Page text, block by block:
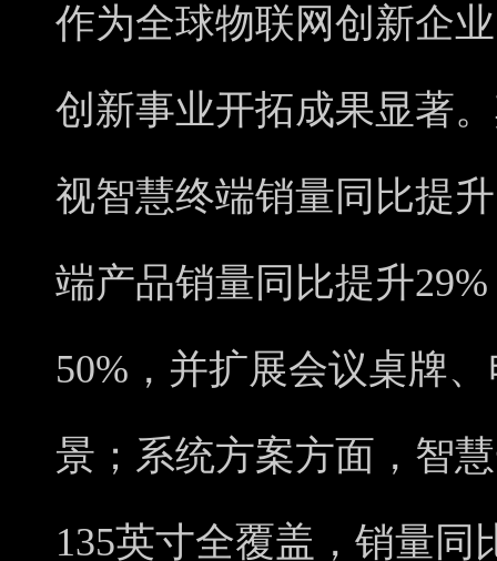
作为全球物联网创新企
创新事业开拓成果显著
视智慧终端销量同比提
端产品销量同比提升
50%，并扩展会议桌牌
景；系统方案方面，智
135英寸全覆盖，销量